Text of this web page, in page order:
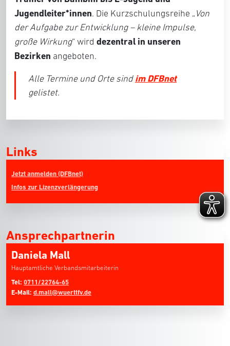
Jugendleiter*innen. Die Kurzschulungsreihe „ Von
der Aufgabe zur Entwicklung – kleine Impulse,
große Wirkung“ wird dezentral in unseren
Bezirken angeboten.
Alle Termine und Orte sind im DFBnet
gelistet.
Links
Jetzt anmelden (DFBnet)
Infos zur Lizenzverlängerung
Ansprechpartnerin
Daniela Mall
Hauptamtliche Verbandsmitarbeiterin
Tel: 0711/22764-65
E-Mail: d.mall@wuerttfv.de